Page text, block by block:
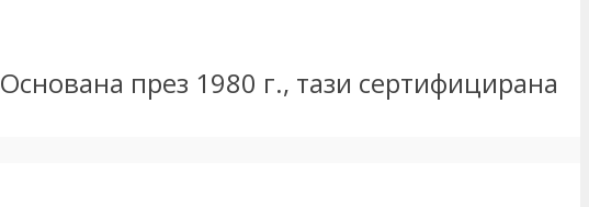
през 1980 г., тази сертифицирана